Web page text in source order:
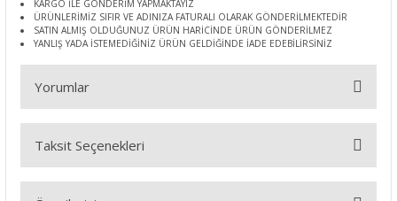
KARGO İLE GÖNDERİM YAPMAKTAYIZ
ÜRÜNLERİMİZ SIFIR VE ADINIZA FATURALI OLARAK GÖNDERİLMEKTEDİR
SATIN ALMIŞ OLDUĞUNUZ ÜRÜN HARİCİNDE ÜRÜN GÖNDERİLMEZ
YANLIŞ YADA İSTEMEDİĞİNİZ ÜRÜN GELDİĞİNDE İADE EDEBİLİRSİNİZ
Yorumlar
Bu ürüne ilk yorumu siz yapın!
Taksit Seçenekleri